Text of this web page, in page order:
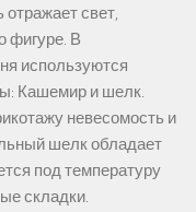
отражает свет,
фигуре. В
используются
Кашемир и шелк.
невесомость и
шелк обладает
под температуру
складки.